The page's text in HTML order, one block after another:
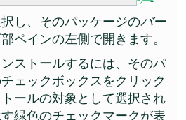
し、そのパッケージのバー
ペインの左側で開きます。
ストールするには、そのパ
ェックボックスをクリック
ールの対象として選択され
緑色のチェックマークが表